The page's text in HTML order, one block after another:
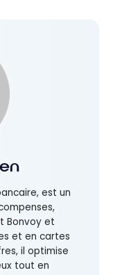
est un
Bonvoy et
et en cartes
il optimise
tout en